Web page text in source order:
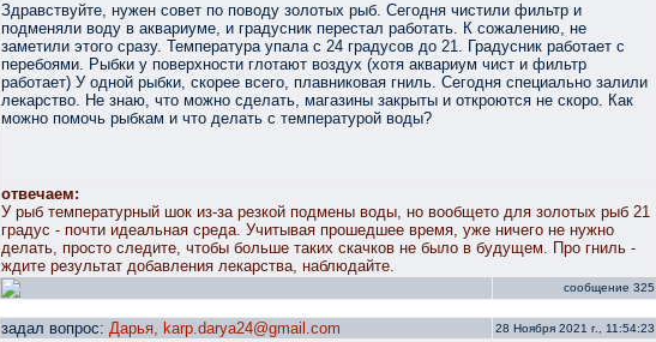
Здравствуйте, нужен совет по поводу золотых рыб. Сегодня чистили фильтр и
подменяли воду в аквариуме, и градусник перестал работать. К сожалению, не
заметили этого сразу. Температура упала с 24 градусов до 21. Градусник работает с
перебоями. Рыбки у поверхности глотают воздух (хотя аквариум чист и фильтр
работает) У одной рыбки, скорее всего, плавниковая гниль. Сегодня специально залили
лекарство. Не знаю, что можно сделать, магазины закрыты и откроются не скоро. Как
можно помочь рыбкам и что делать с температурой воды?
отвечаем:
У рыб температурный шок из-за резкой подмены воды, но вообщето для золотых рыб 21
градус - почти идеальная среда. Учитывая прошедшее время, уже ничего не нужно
делать, просто следите, чтобы больше таких скачков не было в будущем. Про гниль -
ждите результат добавления лекарства, наблюдайте.
сообщение 325
задал вопрос: Дарья, karp.darya24@gmail.com 28 Ноября 2021 г., 11:54:23